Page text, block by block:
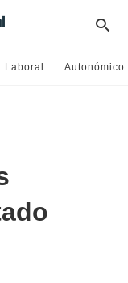
Laboral Autonómico